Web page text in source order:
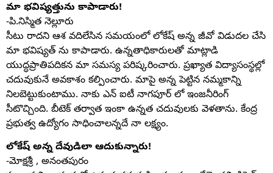
మా భవిష్యత్తును కాపాడారు!
-పి.నిస్మిత నెల్లూరు
సీటు రాదని ఆశ వదిలేసిన సమయంలో లోకేష్ అన్న జీవో విడుదల చేసి
మా భవిష్యత్ ను కాపాడారు. ఉన్నతాధికారులతో మాట్లాడి
యుద్ధప్రాతిపదికన మా సమస్య పరిష్కరించారు. ప్రఖ్యాత విద్యాసంస్థల్లో
చదువుకునే అవకాశం కల్పించారు. మాపై అన్న పెట్టిన నమ్మకాన్ని
నిలబెట్టుకుంటాము. నాకు ఎన్ ఐటీ నాగపూర్ లో ఇంజనీరింగ్
సీటొచ్చింది. బీటెక్ తర్వాత ఇంకా ఉన్నత చదువులకు వెళతాను. కేంద్ర
ప్రభుత్వ ఉద్యోగం సాధించాలన్నదే నా లక్ష్యం.
లోకేష్ అన్న దేవుడిలా ఆదుకున్నారు!
-మోక్షశ్రీ , అనంతపురం